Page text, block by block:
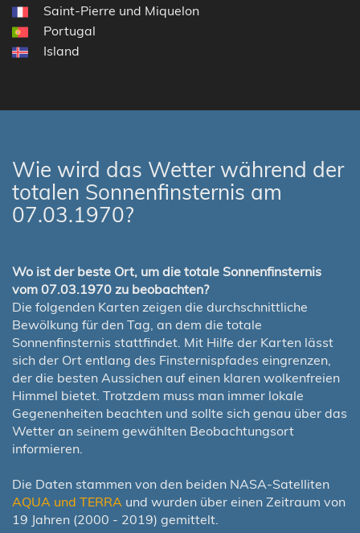
Saint-Pierre und Miquelon
Portugal
Island
Wie wird das Wetter während der
totalen Sonnenfinsternis am
07.03.1970?
Wo ist der beste Ort, um die totale Sonnenfinsternis
vom 07.03.1970 zu beobachten?
Die folgenden Karten zeigen die durchschnittliche
Bewölkung für den Tag, an dem die totale
Sonnenfinsternis stattfindet. Mit Hilfe der Karten lässt
sich der Ort entlang des Finsternispfades eingrenzen,
der die besten Aussichen auf einen klaren wolkenfreien
Himmel bietet. Trotzdem muss man immer lokale
Gegenenheiten beachten und sollte sich genau über das
Wetter an seinem gewählten Beobachtungsort
informieren.
Die Daten stammen von den beiden NASA-Satelliten
AQUA und TERRA und wurden über einen Zeitraum von
19 Jahren (2000 - 2019) gemittelt.